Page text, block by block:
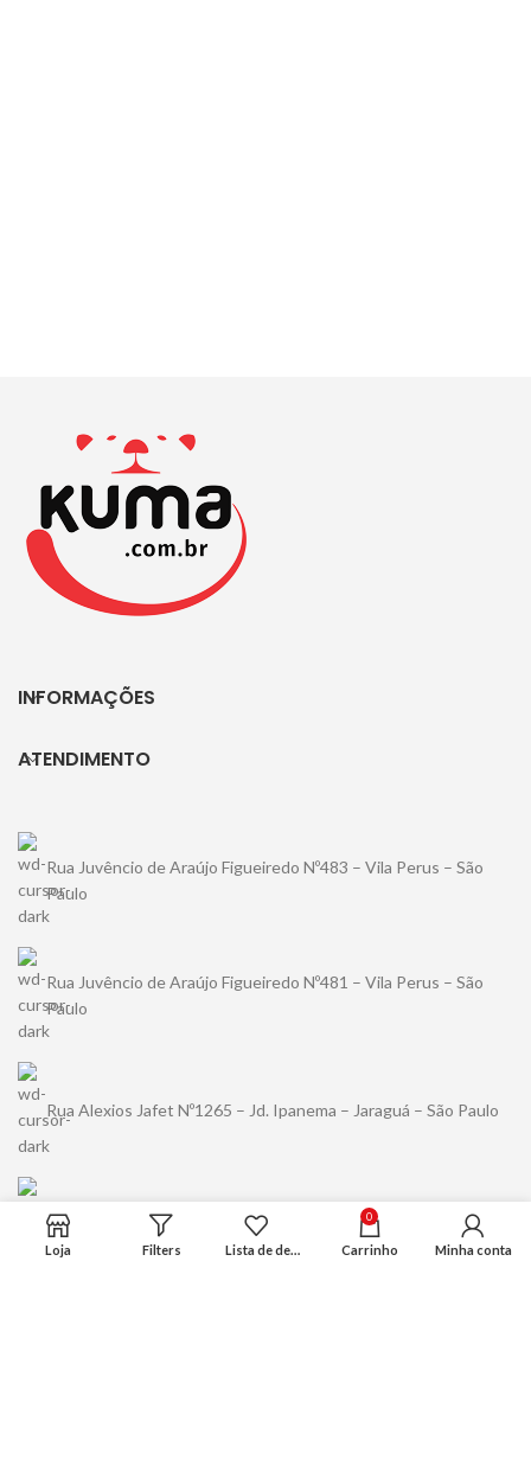
INFORMAÇÕES
ATENDIMENTO
Rua Juvêncio de Araújo Figueiredo Nº483 – Vila Perus – São
Paulo
Rua Juvêncio de Araújo Figueiredo Nº481 – Vila Perus – São
Paulo
Rua Alexios Jafet Nº1265 – Jd. Ipanema – Jaraguá – São Paulo
(11) 94489-5456
Loja Filters Lista de desejo
0
Carrinho Minha conta